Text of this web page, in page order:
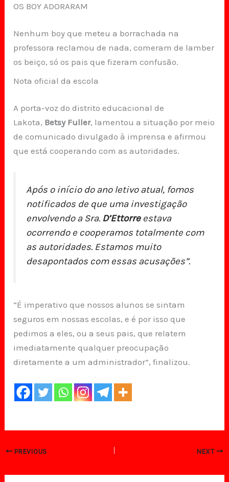
OS BOY ADORARAM
Nenhum boy que meteu a borrachada na
professora reclamou de nada, comeram de lamber
os beiço, só os pais que fizeram confusão.
Nota oficial da escola
A porta-voz do distrito educacional de
Lakota, Betsy Fuller, lamentou a situação por meio
de comunicado divulgado à imprensa e afirmou
que está cooperando com as autoridades.
Após o início do ano letivo atual, fomos
notificados de que uma investigação
envolvendo a Sra. D’Ettorreestava
ocorrendo e cooperamos totalmente com
as autoridades. Estamos muito
desapontados com essas acusações”.
“É imperativo que nossos alunos se sintam
seguros em nossas escolas, e é por isso que
pedimos a eles, ou a seus pais, que relatem
imediatamente qualquer preocupação
diretamente a um administrador”, finalizou.
PREVIOUS NEXT